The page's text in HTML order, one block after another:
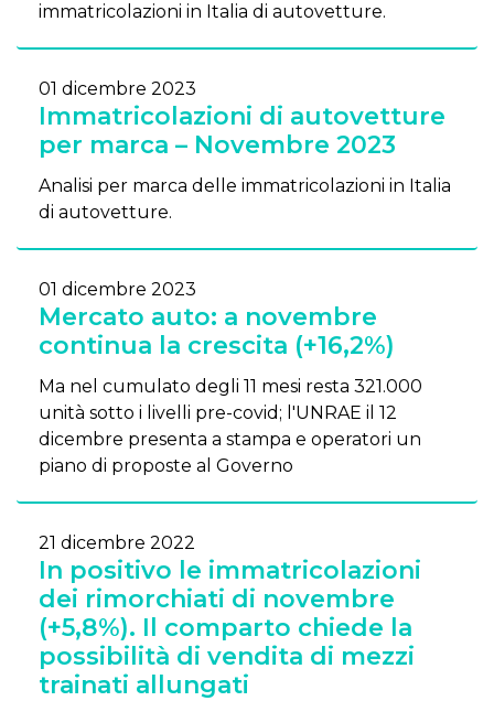
immatricolazioni in Italia di autovetture.
01 dicembre 2023
Immatricolazioni di autovetture
per marca – Novembre 2023
Analisi per marca delle immatricolazioni in Italia
di autovetture.
01 dicembre 2023
Mercato auto: a novembre
continua la crescita (+16,2%)
Ma nel cumulato degli 11 mesi resta 321.000
unità sotto i livelli pre-covid; l'UNRAE il 12
dicembre presenta a stampa e operatori un
piano di proposte al Governo
21 dicembre 2022
In positivo le immatricolazioni
dei rimorchiati di novembre
(+5,8%). Il comparto chiede la
possibilità di vendita di mezzi
trainati allungati